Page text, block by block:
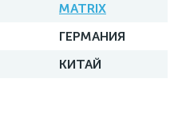
MATRIX
ГЕРМАНИЯ
КИТАЙ